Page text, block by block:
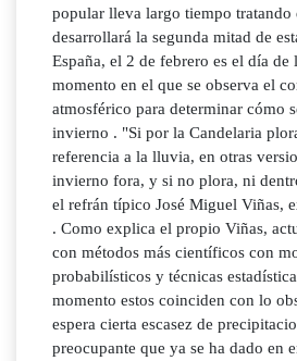
popular lleva largo tiempo tratando
desarrollará la segunda mitad de
España, el 2 de febrero es el día de
momento en el que se observa el
atmosférico para determinar cómo
invierno . "Si por la Candelaria
referencia a la lluvia, en otras
invierno fora, y si no plora, ni
el refrán típico José Miguel Viñas,
. Como explica el propio Viñas,
con métodos más científicos con
probabilísticos y técnicas
momento estos coinciden con lo
espera cierta escasez de
preocupante que ya se ha dado en